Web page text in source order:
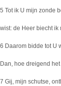
5 Tot ik U mijn zonde
wist: de Heer biecht ik
6 Daarom bidde tot U
Dan, hoe dreigend
7 Gij, mijn schutse,